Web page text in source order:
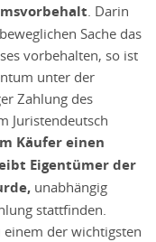
. Darin
Sache das
vorbehalten, so ist
unter der
Zahlung des
Juristendeutsch
Käufer einen
Eigentümer der
unabhängig
stattfinden.
der wichtigsten